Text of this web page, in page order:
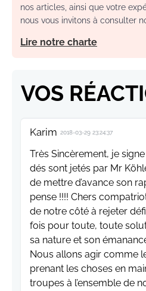
nos articles, ainsi que votre
nous vous invitons à consulter
Lire notre charte
VOS
Karim 2018-03-29 23:24:37
Très Sincèrement, je
dés sont jetés par Mr
de mettre d’avance son
pense !!!! Chers
de notre côté à rejeter
fois pour toute, toute
sa nature et son
Nous allons agir comme
prenant les choses en
troupes à l’ensemble de